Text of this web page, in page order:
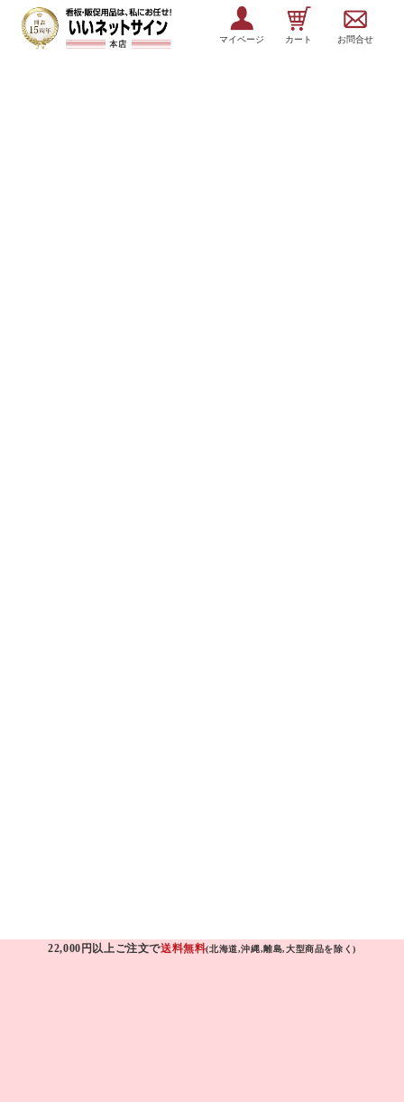
マイページ カート お問合せ
22,000円以上ご注文で送料無料(北海道,沖縄,離島,大型商品を除く)